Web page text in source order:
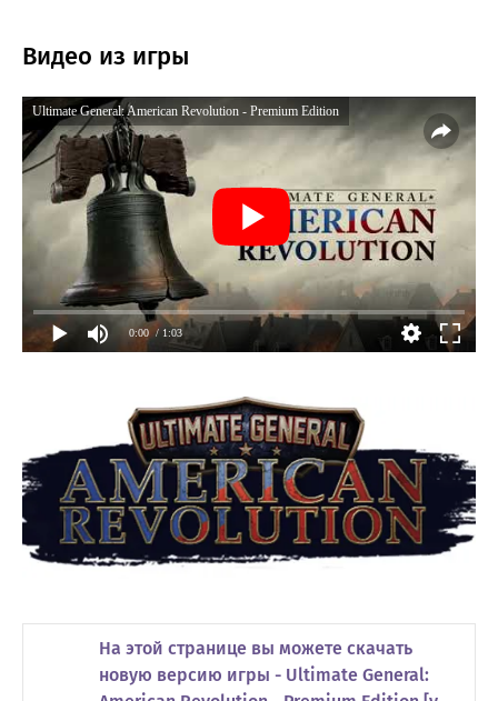
Видео из игры
Ultimate General: American Revolution - Premium Edition
0:00 / 1:03
На этой странице вы можете скачать
новую версию игры - Ultimate General: